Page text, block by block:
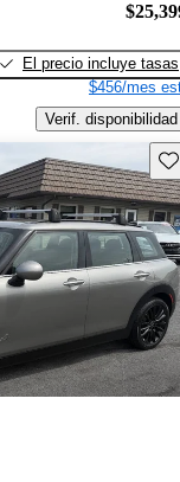
El precio incluye tasas
$456/mes
Verif. disponibilidad